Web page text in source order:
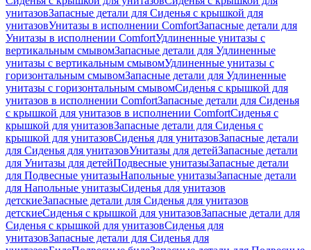
унитазовЗапасные детали для Сиденья с крышкой для
унитазовУнитазы в исполнении ComfortЗапасные детали для
Унитазы в исполнении ComfortУдлиненные унитазы с
вертикальным смывомЗапасные детали для Удлиненные
унитазы с вертикальным смывомУдлиненные унитазы с
горизонтальным смывомЗапасные детали для Удлиненные
унитазы с горизонтальным смывомСиденья с крышкой для
унитазов в исполнении ComfortЗапасные детали для Сиденья
с крышкой для унитазов в исполнении ComfortСиденья с
крышкой для унитазовЗапасные детали для Сиденья с
крышкой для унитазовСиденья для унитазовЗапасные детали
для Сиденья для унитазовУнитазы для детейЗапасные детали
для Унитазы для детейПодвесные унитазыЗапасные детали
для Подвесные унитазыНапольные унитазыЗапасные детали
для Напольные унитазыСиденья для унитазов
детскиеЗапасные детали для Сиденья для унитазов
детскиеСиденья с крышкой для унитазовЗапасные детали для
Сиденья с крышкой для унитазовСиденья для
унитазовЗапасные детали для Сиденья для